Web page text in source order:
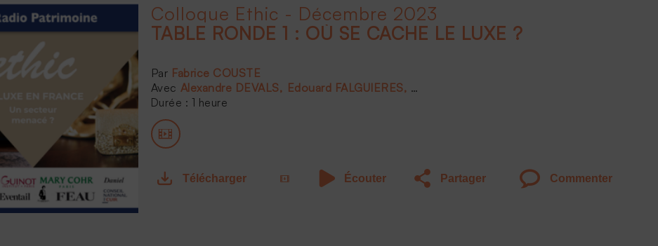
Colloque Ethic - Décembre 2023
TABLE RONDE 1 : OÙ SE CACHE LE LUXE ?
Fabrice COUSTE
Alexandre DEVALS
Edouard FALGUIERES Joëlle DE MONTGOLFIER
Durée : 1 heure
Télécharger Écouter Partager Commenter